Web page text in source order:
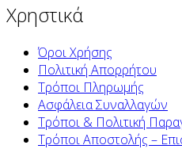
Χρηστικά
Όροι Χρήσης
Πολιτική Απορρήτου
Τρόποι Πληρωμής
Ασφάλεια Συναλλαγών
Τρόποι & Πολιτική
Τρόποι Αποστολής –